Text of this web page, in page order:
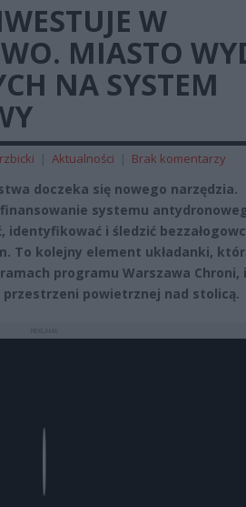
W
MIASTO
NA SYSTEM
| Aktualności | Brak komentarzy
doczeka się nowego narzędzia.
systemu
i śledzić
To kolejny element układanki,
programu Warszawa Chroni, i
powietrznej nad stolicą.